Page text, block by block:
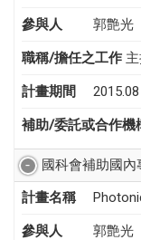
參與人 郭艶光
職稱/擔任之工作
計畫期間
補助/委託或合作機
國科會補助國
計畫名稱
參與人 郭艶光